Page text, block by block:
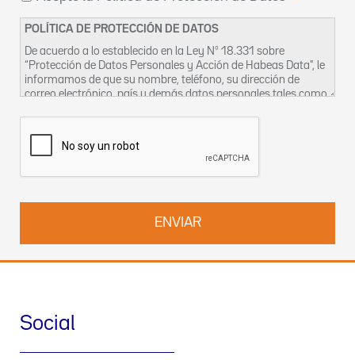
POLÍTICA DE PROTECCIÓN DE DATOS
De acuerdo a lo establecido en la Ley Nº 18.331 sobre
“Protección de Datos Personales y Acción de Habeas Data", le
informamos de que su nombre, teléfono, su dirección de
correo electrónico, país y demás datos personales tales como
Uruguay S.A. con domicilio en Avenida Dr. Luis Alberto de
Herrera, 1248 World Trade Center, Torre 1, Oficina 2001,los
estadísticos, a los efectos del envío de productos y servicios,
empresa. En todo momento, Ud. podrá ejercitar sus derechos
personales, dirigiéndose a la dirección indicada en el párrafo
Social